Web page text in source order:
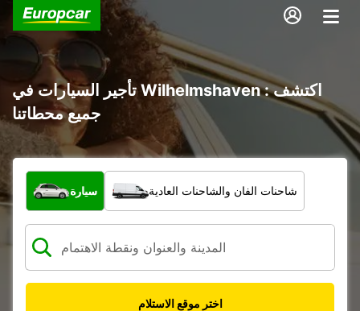
تأجير السيارات في Wilhelmshaven : اكتشف
جميع محطاتنا
ما نوع المركبة؟
سيارة شاحنات الفان والشاحنات العادية
اختر موقع الاستلام